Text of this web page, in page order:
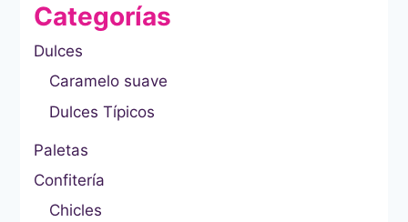
Categorías
Dulces
Caramelo suave
Dulces Típicos
Paletas
Confitería
Chicles